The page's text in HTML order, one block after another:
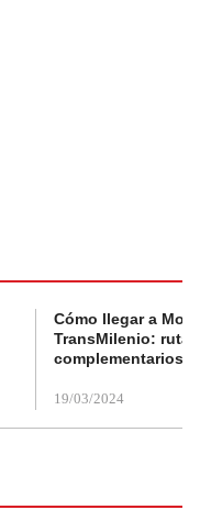
Cómo llegar a
TransMilenio:
complementarios
19/03/2024